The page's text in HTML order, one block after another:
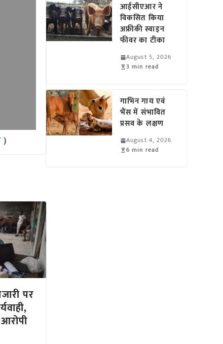
)
पर
आईसीएआर ने
विकसित किया
अफ्रीकी स्वाइन
फीवर का टीका
August 5, 2026
3 min read
गाभिन गाय एवं
भैंस में संभावित
प्रसव के लक्षण
August 4, 2026
6 min read